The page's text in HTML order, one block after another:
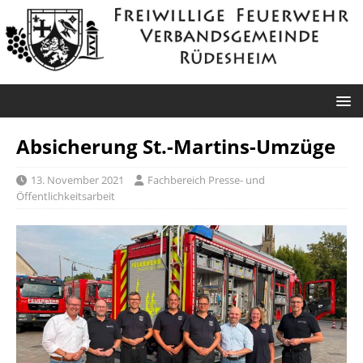
Absicherung St.-Martins-Umzüge
13. November 2021
Fachbereich Presse- und
Öffentlichkeitsarbeit